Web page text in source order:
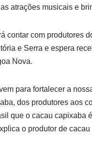
atrações musicais e
contar com produtores
e Serra e espera
Nova.
para fortalecer a
dos produtores aos
que o cacau capixaba
o produtor de